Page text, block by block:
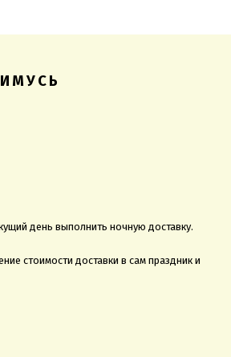
день выполнить ночную доставку.
стоимости доставки в сам праздник и